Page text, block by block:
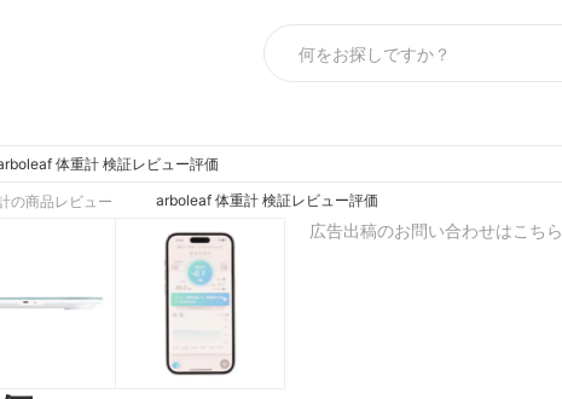
体重計 検証レビュー評価
の商品レビュー arboleaf 体重計 検証レビュー評価
広告出稿のお問い合わせはこちら